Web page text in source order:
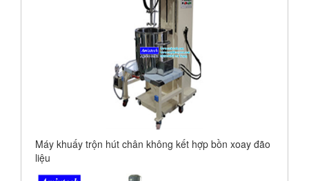
Máy khuấy trộn hút chân không kết hợp bồn xoay đão
liệu